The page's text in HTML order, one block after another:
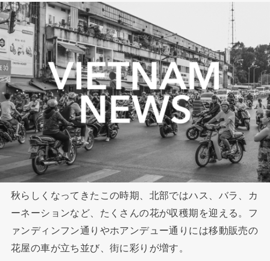
秋らしくなってきたこの時期、北部ではハス、バラ、カ
ーネーションなど、たくさんの花が収穫期を迎える。フ
ァンディンフン通りやホアンデュー通りには移動販売の
花屋の車が立ち並び、街に彩りが増す。